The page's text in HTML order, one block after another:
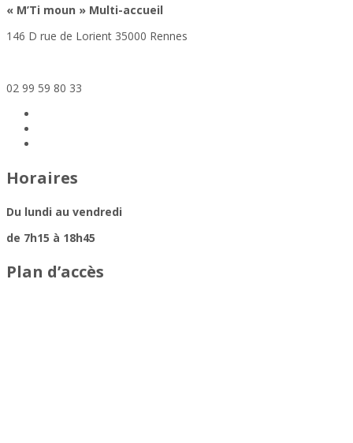
« M’Ti moun » Multi-accueil
146 D rue de Lorient 35000 Rennes
02 99 59 80 33
Horaires
Du lundi au vendredi
de 7h15 à 18h45
Plan d’accès